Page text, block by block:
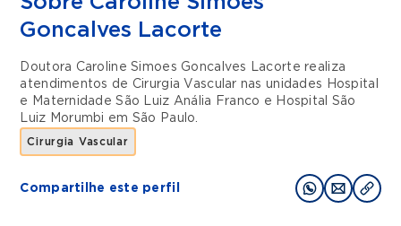
Goncalves Lacorte
Doutora Caroline Simoes Goncalves Lacorte realiza
atendimentos de Cirurgia Vascular nas unidades
Hospital
e Maternidade São Luiz Anália Franco e Hospital São
Luiz Morumbi em São Paulo.
Cirurgia Vascular
Compartilhe este perfil